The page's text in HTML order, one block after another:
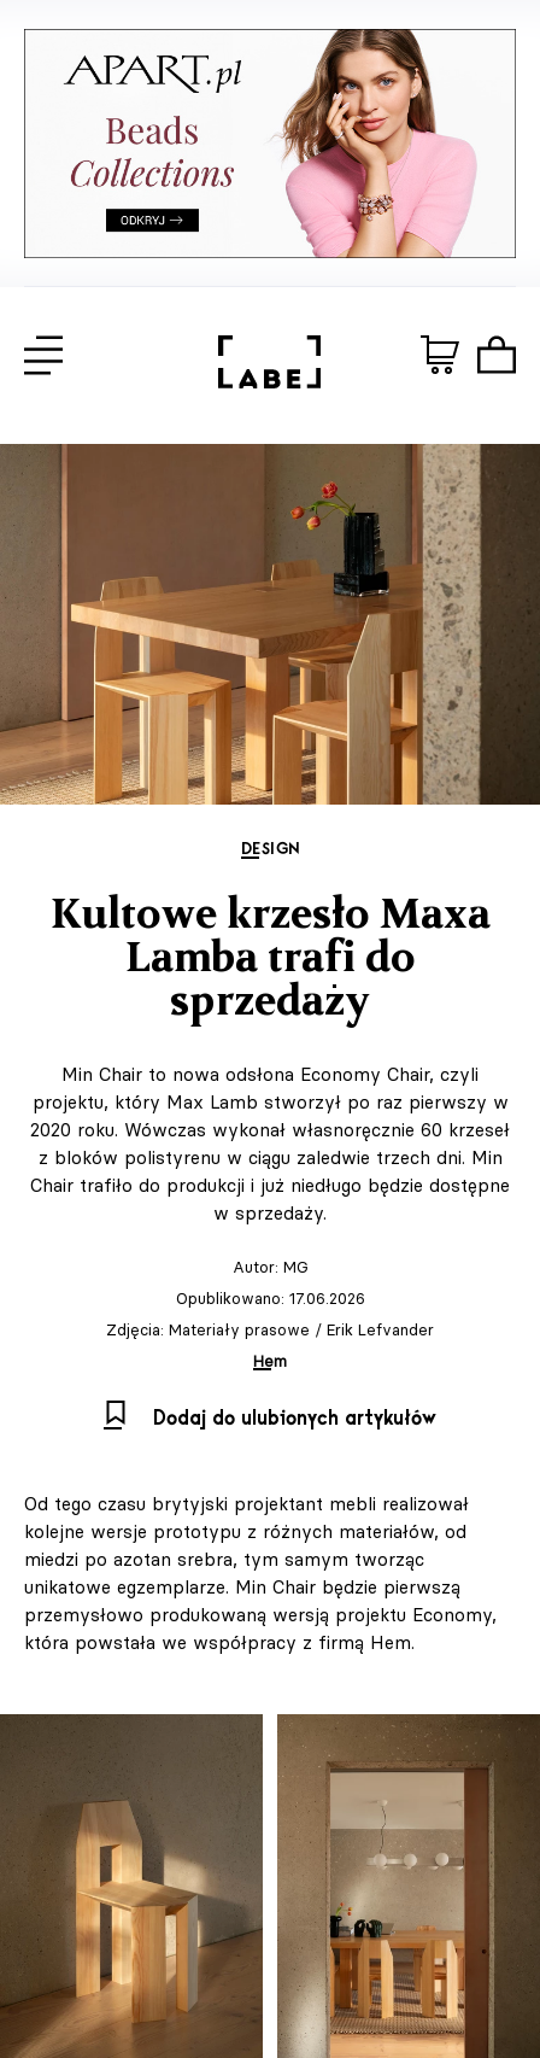
DESIGN
Kultowe krzesło Maxa
Lamba trafi do
sprzedaży
Min Chair to nowa odsłona Economy Chair, czyli
projektu, który Max Lamb stworzył po raz pierwszy w
2020 roku. Wówczas wykonał własnoręcznie 60 krzeseł
z bloków polistyrenu w ciągu zaledwie trzech dni. Min
Chair trafiło do produkcji i już niedługo będzie dostępne
w sprzedaży.
Autor: MG
Opublikowano: 17.06.2026
Zdjęcia: Materiały prasowe / Erik Lefvander
Hem
Dodaj do ulubionych artykułów
Od tego czasu brytyjski projektant mebli realizował
kolejne wersje prototypu z różnych materiałów, od
miedzi po azotan srebra, tym samym tworząc
unikatowe egzemplarze. Min Chair będzie pierwszą
przemysłowo produkowaną wersją projektu Economy,
która powstała we współpracy z firmą Hem.